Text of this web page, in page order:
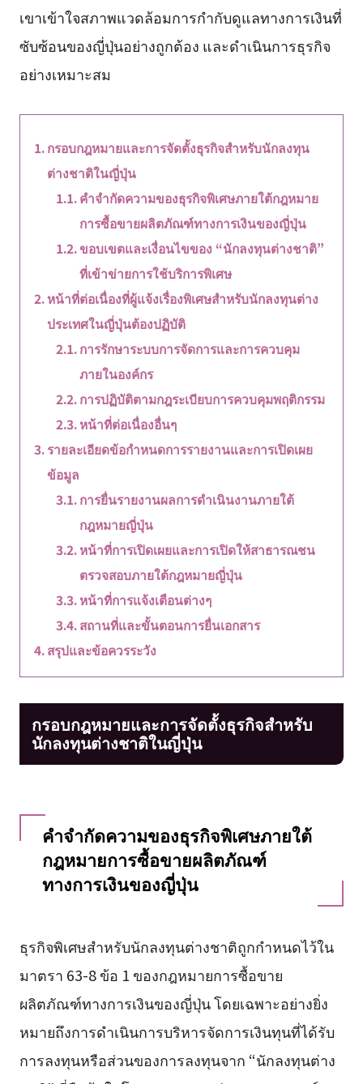
เขาเข้าใจสภาพแวดล้อมการกำกับดูแลทางการเงินที่
ซับซ้อนของญี่ปุ่นอย่างถูกต้อง และดำเนินการธุรกิจ
อย่างเหมาะสม
กรอบกฎหมายและการจัดตั้งธุรกิจสำหรับนักลงทุน
ต่างชาติในญี่ปุ่น
คำจำกัดความของธุรกิจพิเศษภายใต้กฎหมาย
การซื้อขายผลิตภัณฑ์ทางการเงินของญี่ปุ่น
ขอบเขตและเงื่อนไขของ “นักลงทุนต่างชาติ”
ที่เข้าข่ายการใช้บริการพิเศษ
หน้าที่ต่อเนื่องที่ผู้แจ้งเรื่องพิเศษสำหรับนักลงทุนต่าง
ประเทศในญี่ปุ่นต้องปฏิบัติ
การรักษาระบบการจัดการและการควบคุม
ภายในองค์กร
การปฏิบัติตามกฎระเบียบการควบคุมพฤติกรรม
หน้าที่ต่อเนื่องอื่นๆ
รายละเอียดข้อกำหนดการรายงานและการเปิดเผย
ข้อมูล
การยื่นรายงานผลการดำเนินงานภายใต้
กฎหมายญี่ปุ่น
หน้าที่การเปิดเผยและการเปิดให้สาธารณชน
ตรวจสอบภายใต้กฎหมายญี่ปุ่น
หน้าที่การแจ้งเตือนต่างๆ
สถานที่และขั้นตอนการยื่นเอกสาร
สรุปและข้อควรระวัง
กรอบกฎหมายและการจัดตั้งธุรกิจสำหรับ
นักลงทุนต่างชาติในญี่ปุ่น
คำจำกัดความของธุรกิจพิเศษภายใต้
กฎหมายการซื้อขายผลิตภัณฑ์
ทางการเงินของญี่ปุ่น
ธุรกิจพิเศษสำหรับนักลงทุนต่างชาติถูกกำหนดไว้ใน
มาตรา 63-8 ข้อ 1 ของกฎหมายการซื้อขาย
ผลิตภัณฑ์ทางการเงินของญี่ปุ่น โดยเฉพาะอย่างยิ่ง
หมายถึงการดำเนินการบริหารจัดการเงินทุนที่ได้รับ
การลงทุนหรือส่วนของการลงทุนจาก “นักลงทุนต่าง